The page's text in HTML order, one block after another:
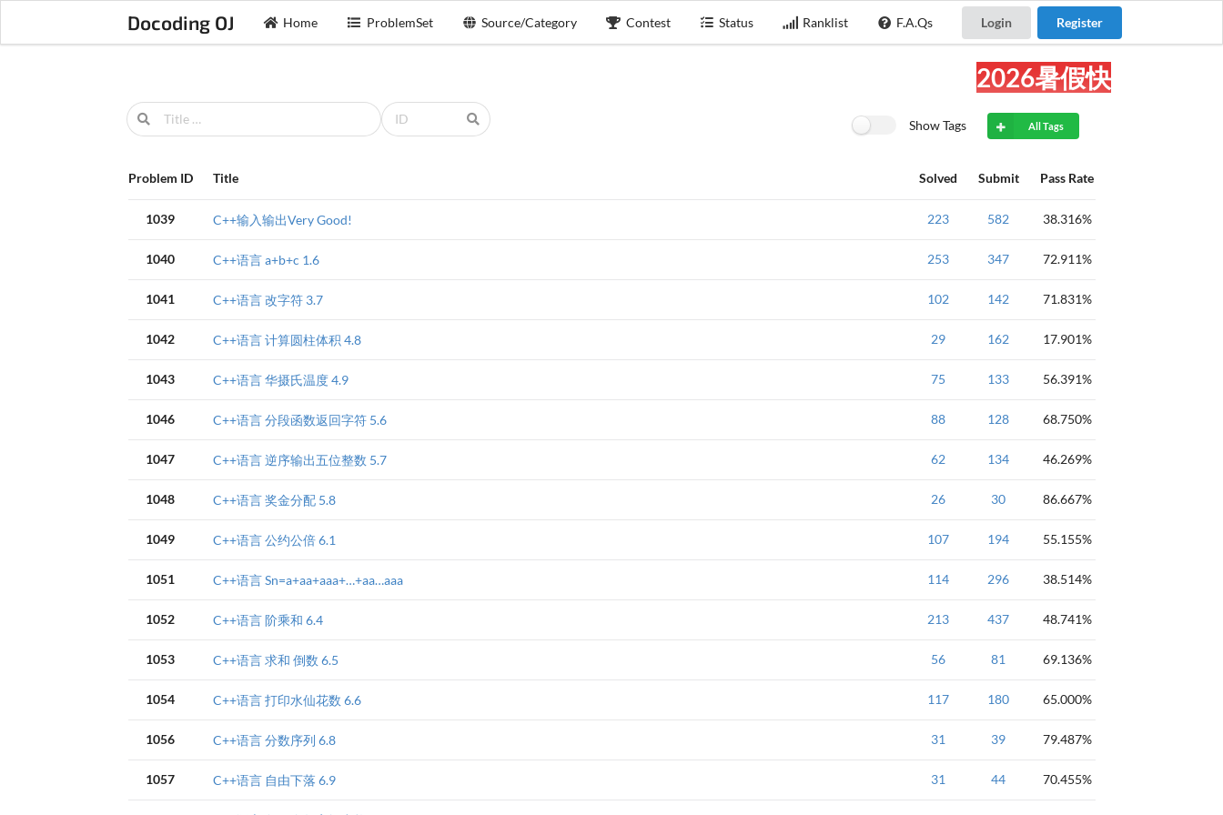
Docoding OJ Home ProblemSet Source/Category Contest Status Ranklist F.A.Qs Login Register
2026暑假快乐!
Show Tags All Tags
Problem ID Title Solved Submit Pass Rate
1039 C++输入输出Very Good! 基础 输入 入门
223 582 38.316%
1040 C++语言 a+b+c 1.6 基础 入门 a+b+c
253 347 72.911%
1041 C++语言 改字符 3.7 基础 入门 单字符
102 142 71.831%
1042 C++语言 计算圆柱体积 4.8 基础 入门 浮点
29 162 17.901%
1043 C++语言 华摄氏温度 4.9 基础 入门 浮点
75 133 56.391%
1046 C++语言 分段函数返回字符 5.6 基础 入门 switch
88 128 68.750%
1047 C++语言 逆序输出五位整数 5.7 基础 入门 逆序输出
62 134 46.269%
1048 C++语言 奖金分配 5.8 基础 入门 switch
26 30 86.667%
1049 C++语言 公约公倍 6.1 基础 入门 公约公倍
107 194 55.155%
1051 C++语言 Sn=a+aa+aaa+…+aa…aaa 基础 入门 循环 黄金
114 296 38.514%
1052 C++语言 阶乘和 6.4 基础 入门 循环
213 437 48.741%
1053 C++语言 求和 倒数 6.5 基础 入门 循环
56 81 69.136%
1054 C++语言 打印水仙花数 6.6 基础 入门 循环 黄金
117 180 65.000%
1056 C++语言 分数序列 6.8 入门 分数序列
31 39 79.487%
1057 C++语言 自由下落 6.9 入门
31 44 70.455%